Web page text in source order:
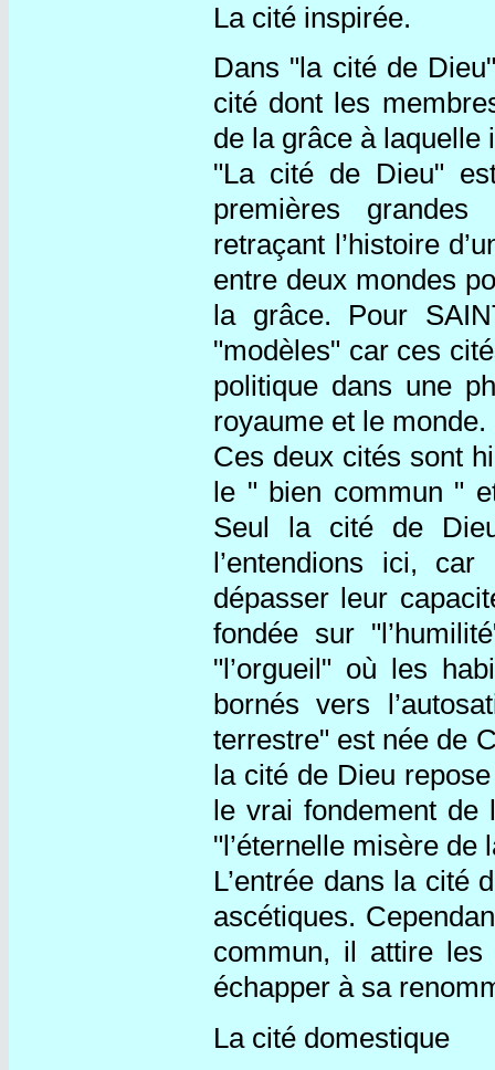
La cité inspirée.
Dans "la cité de
cité dont les
de la grâce à laquelle
"La cité de Dieu"
premières grandes
retraçant l’histoire
entre deux mondes
la grâce. Pour
"modèles" car ces
politique dans une
royaume et le monde.
Ces deux cités sont
le " bien commun "
Seul la cité de
l’entendions ici,
dépasser leur
fondée sur
"l’orgueil" où les
bornés vers
terrestre" est née de
la cité de Dieu
le vrai fondement
"l’éternelle misère de
L’entrée dans la cité
ascétiques.
commun, il attire
échapper à sa
La cité domestique